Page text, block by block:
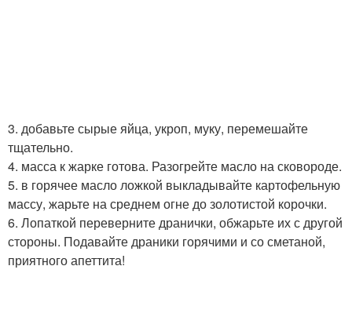
3. добавьте сырые яйца, укроп, муку, перемешайте
тщательно.
4. масса к жарке готова. Разогрейте масло на сковороде.
5. в горячее масло ложкой выкладывайте картофельную
массу, жарьте на среднем огне до золотистой корочки.
6. Лопаткой переверните дранички, обжарьте их с другой
стороны. Подавайте драники горячими и со сметаной,
приятного апеттита!